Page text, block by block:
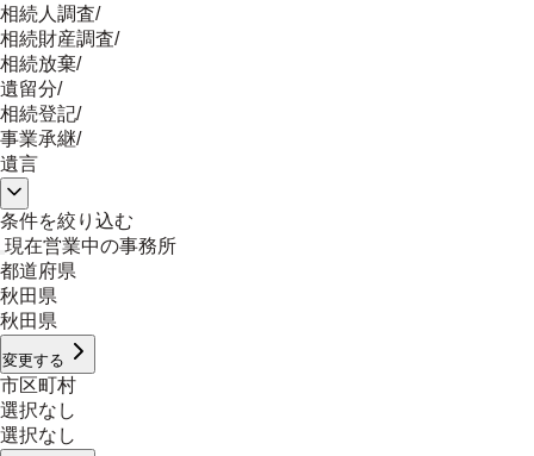
相続人調査/
相続財産調査/
相続放棄/
遺留分/
相続登記/
事業承継/
遺言
条件を絞り込む
現在営業中の事務所
都道府県
秋田県
秋田県
変更する
市区町村
選択なし
選択なし